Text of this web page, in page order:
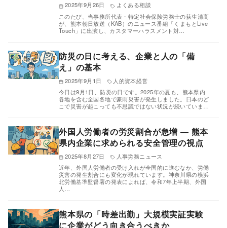
2025年9月26日
よくある相談
このたび、当事務所代表・特定社会保険労務士の荻生清高
が、熊本朝日放送（KAB）のニュース番組「くまもとLive
Touch」に出演し、カスタマーハラスメント対…
防災の日に考える、企業と人の「備
え」の基本
2025年9月1日
人的資本経営
今日は9月1日、防災の日です。2025年の夏も、熊本県内
各地を含む全国各地で豪雨災害が発生しました。日本のど
こで災害が起こっても不思議ではない状況が続いていま…
外国人労働者の労災割合が急増 ― 熊本
県内企業に求められる安全管理の視点
2025年8月27日
人事労務ニュース
近年、外国人労働者の受け入れが全国的に進むなか、労働
災害の発生割合にも変化が現れています。神奈川県の横浜
北労働基準監督署の発表によれば、令和7年上半期、外国
人…
熊本県の「時差出勤」大規模実証実験
に企業がどう向き合うべきか